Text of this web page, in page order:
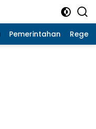
Pemerintahan